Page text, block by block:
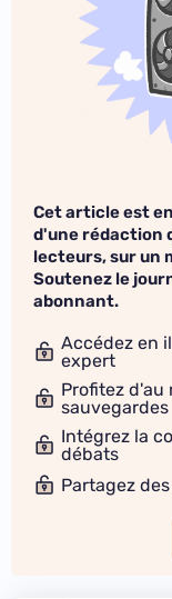
Cet article est
d'une rédaction
lecteurs, sur un
Soutenez le
abonnant.
Accédez en
expert
Profitez d'au
sauvegardes
Intégrez la
débats
Partagez